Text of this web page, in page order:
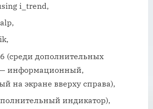
i_trend,
(среди дополнительных
информационный,
на экране вверху справа),
индикатор),